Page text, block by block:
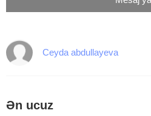
Ceyda abdullayeva
Ən ucuz